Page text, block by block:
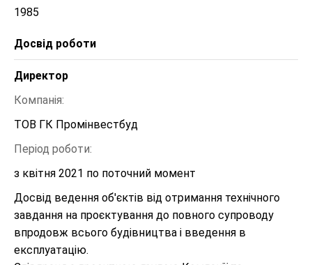
1985
Досвід роботи
Директор
Компанія:
ТОВ ГК Промінвестбуд
Період роботи:
з квітня 2021 по поточний момент
Досвід ведення об'єктів від отримання технічного
завдання на проєктування до повного супроводу
впродовж всього будівництва і введення в
експлуатацію.